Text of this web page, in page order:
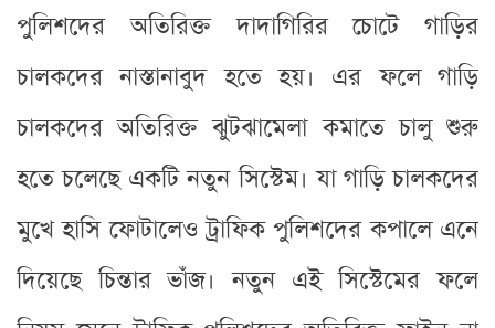
পুলিশদের অতিরিক্ত দাদাগিরির চোটে গাড়ির
চালকদের নাস্তানাবুদ হতে হয়। এর ফলে গাড়ি
চালকদের অতিরিক্ত ঝুটঝামেলা কমাতে চালু শুরু
হতে চলেছে একটি নতুন সিস্টেম। যা গাড়ি চালকদের
মুখে হাসি ফোটালেও ট্রাফিক পুলিশদের কপালে এনে
দিয়েছে চিন্তার ভাঁজ। নতুন এই সিস্টেমের ফলে